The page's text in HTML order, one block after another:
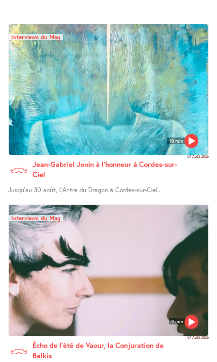
10 min
Interviews du Mag
07 Août 2026
Jean-Gabriel Jonin à l’honneur à Cordes-sur-
Ciel
Jusqu’au 30 août, L’Antre du Dragon à Cordes-sur-Ciel...
9 min
Interviews du Mag
07 Août 2026
Écho de l’été de Vaour, la Conjuration de
Balkis